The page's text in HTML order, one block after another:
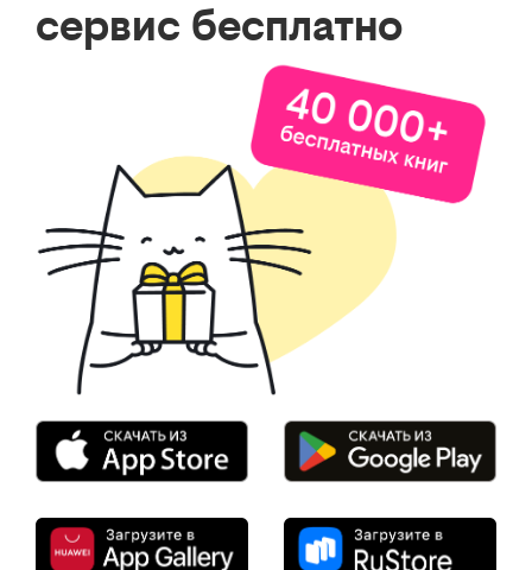
сервис бесплатно